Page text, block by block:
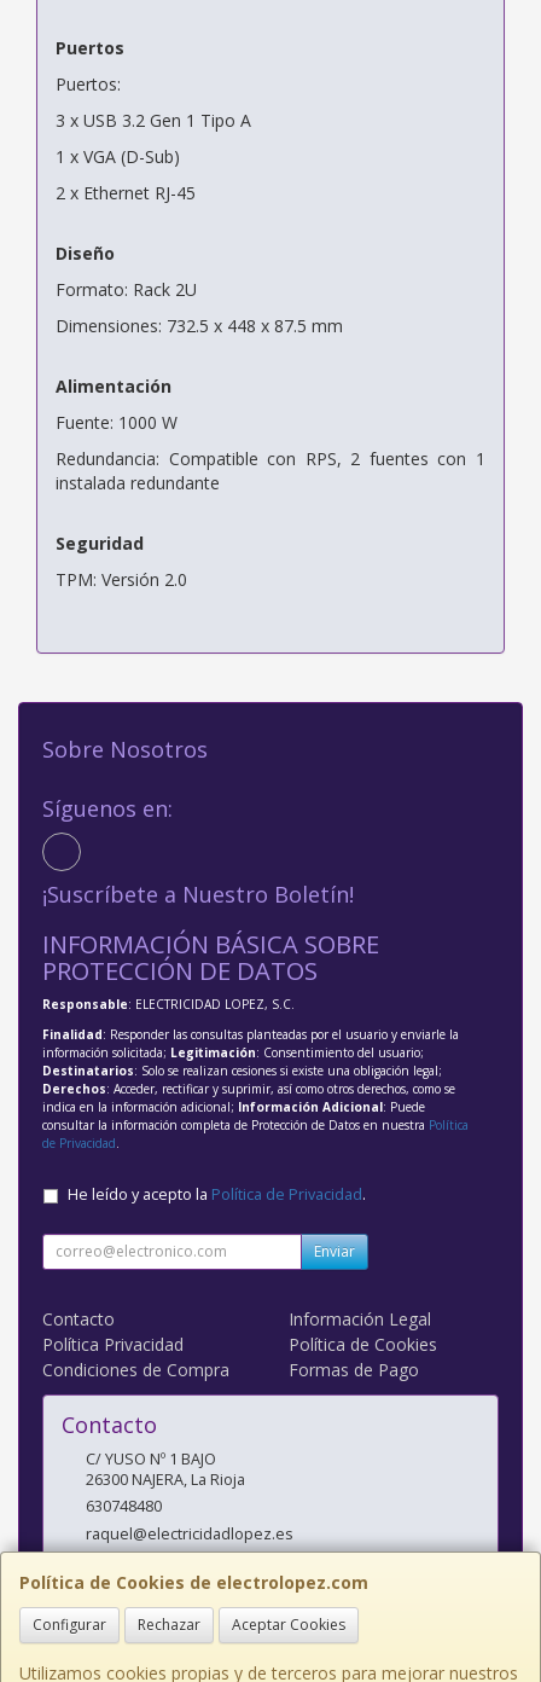
Puertos
Puertos:
3 x USB 3.2 Gen 1 Tipo A
1 x VGA (D-Sub)
2 x Ethernet RJ-45
Diseño
Formato: Rack 2U
Dimensiones: 732.5 x 448 x 87.5 mm
Alimentación
Fuente: 1000 W
Redundancia: Compatible con RPS, 2 fuentes con 1
instalada redundante
Seguridad
TPM: Versión 2.0
Política de Cookies de electrolopez.com
Configurar Rechazar Aceptar Cookies
Utilizamos cookies propias y de terceros para mejorar nuestros
Sobre Nosotros
Síguenos en:
¡Suscríbete a Nuestro Boletín!
INFORMACIÓN BÁSICA SOBRE
PROTECCIÓN DE DATOS
Responsable: ELECTRICIDAD LOPEZ, S.C.
Finalidad: Responder las consultas planteadas por el usuario y enviarle la
información solicitada; Legitimación: Consentimiento del usuario;
Destinatarios: Solo se realizan cesiones si existe una obligación legal;
Derechos: Acceder, rectificar y suprimir, así como otros derechos, como se
indica en la información adicional; Información Adicional: Puede
consultar la información completa de Protección de Datos en nuestra Política
de Privacidad
He leído y acepto la Política de Privacidad.
Enviar
Contacto
Información Legal
Política Privacidad
Política de Cookies
Condiciones de Compra
Formas de Pago
Contacto
C/ YUSO Nº 1 BAJO
26300NAJERA,La Rioja
630748480
raquel@electricidadlopez.es
Horario
LUNES A VIERNES DE 10:00 A 14:00 H Y DE 17:00 H A 20:00 H